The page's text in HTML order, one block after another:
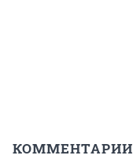
КОММЕНТАРИИ